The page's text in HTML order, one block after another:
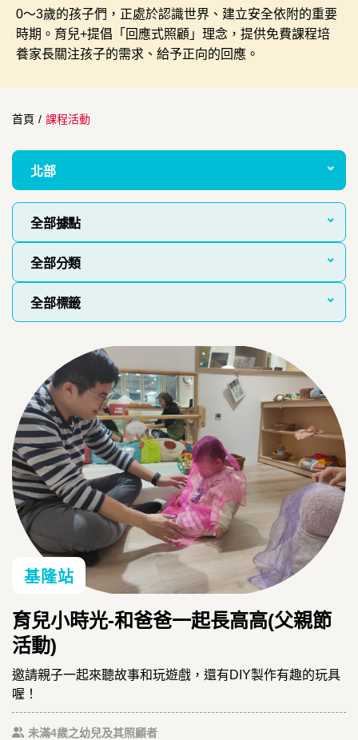
0～3歲的孩子們，正處於認識世界、建立安全依附的重要
時期。育兒+提倡「回應式照顧」理念，提供免費課程培
養家長關注孩子的需求、給予正向的回應。
首頁 / 課程活動
北部
全部據點
全部分類
全部標籤
基隆站
育兒小時光-和爸爸一起長高高(父親節
活動)
邀請親子一起來聽故事和玩遊戲，還有DIY製作有趣的玩具
喔！
未滿4歲之幼兒及其照顧者